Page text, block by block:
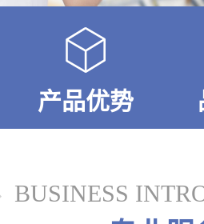
产品优势
BUSINESS